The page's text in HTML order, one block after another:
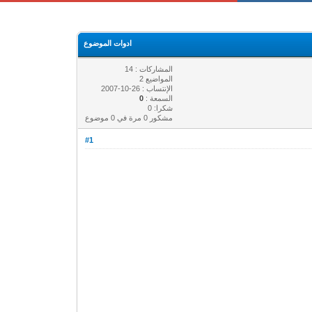
ادوات الموضوع
المشاركات : 14
المواضيع 2
الإنتساب : 26-10-2007
السمعة :0
شكرا: 0
مشكور 0 مرة في 0 موضوع
#1